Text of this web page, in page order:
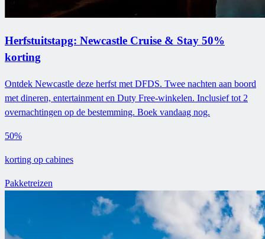
Herfstuitstapg: Newcastle Cruise & Stay 50%
korting
Ontdek Newcastle deze herfst met DFDS. Twee nachten aan boord
met dineren, entertainment en Duty Free-winkelen. Inclusief tot 2
overnachtingen op de bestemming. Boek vandaag nog.
50%
korting op cabines
Pakketreizen